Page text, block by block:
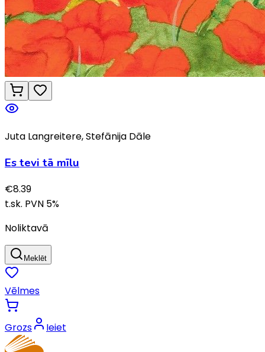
Juta Langreitere, Stefānija Dāle
Es tevi tā mīlu
€8.39
t.sk. PVN 5%
Noliktavā
Meklēt
Vēlmes
Grozs Ieiet